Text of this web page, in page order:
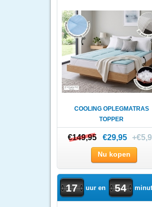
COOLING OPLEGMATRAS
TOPPER
€149,95
€149,95 €29,95
Nu kopen
17 uur en 54